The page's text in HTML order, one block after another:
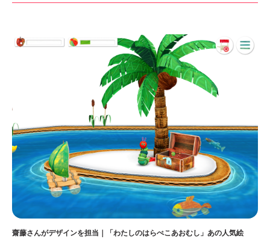
齋藤さんがデザインを担当｜「わたしのはらぺこあおむし」あの人気絵